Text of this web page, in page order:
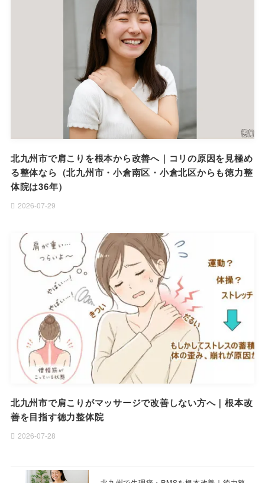
北九州市で肩こりを根本から改善へ｜コリの原因を見極め
る整体なら（北九州市・小倉南区・小倉北区からも徳力整
体院は36年）
2026-07-29
北九州市で肩こりがマッサージで改善しない方へ｜根本改
善を目指す徳力整体院
2026-07-28